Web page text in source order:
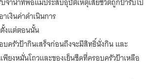
จะ
เป็น
[นิยาย
แปล]
าเงินค่าดำเนินการ
ตั้งแต่ตอนนั้น
บครัวป้ากินเสร็จก่อนถึงจะมีสิทธิ์นั่งกิน และ
ยงหมั่นโถวและของเย็นชืดที่ครอบครัวป้าเหลือ